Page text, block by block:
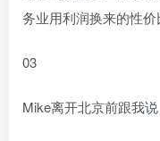
务业用利润换来的性价
03
Mike离开北京前跟我